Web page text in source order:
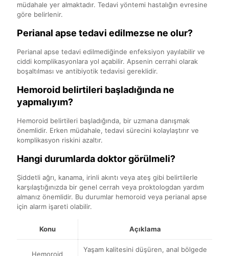
müdahale yer almaktadır. Tedavi yöntemi hastalığın evresine
göre belirlenir.
Perianal apse tedavi edilmezse ne olur?
Perianal apse tedavi edilmediğinde enfeksiyon yayılabilir ve
ciddi komplikasyonlara yol açabilir. Apsenin cerrahi olarak
boşaltılması ve antibiyotik tedavisi gereklidir.
Hemoroid belirtileri başladığında ne
yapmalıyım?
Hemoroid belirtileri başladığında, bir uzmana danışmak
önemlidir. Erken müdahale, tedavi sürecini kolaylaştırır ve
komplikasyon riskini azaltır.
Hangi durumlarda doktor görülmeli?
Şiddetli ağrı, kanama, irinli akıntı veya ateş gibi belirtilerle
karşılaştığınızda bir genel cerrah veya proktologdan yardım
almanız önemlidir. Bu durumlar hemoroid veya perianal apse
için alarm işareti olabilir.
Konu Açıklama
Hemoroid
Yaşam kalitesini düşüren, anal bölgede